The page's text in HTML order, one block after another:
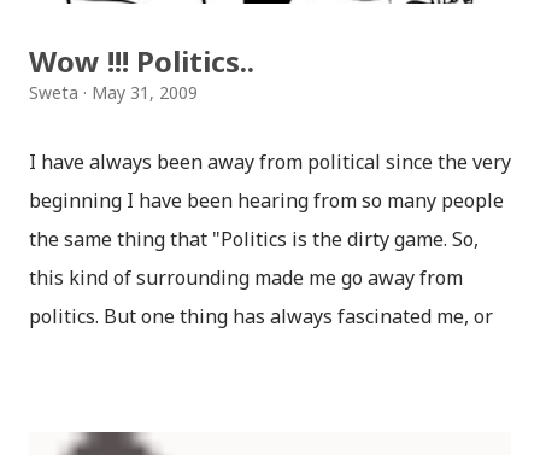
Wow !!! Politics..
Sweta May 31, 2009
I have always been away from political since the very
beginning I have been hearing from so many people
the same thing that "Politics is the dirty game. So,
this kind of surrounding made me go away from
politics. But one thing has always fascinated me, or
Sonia Gandhi..."Sonia Gandhi" for me is the idol in